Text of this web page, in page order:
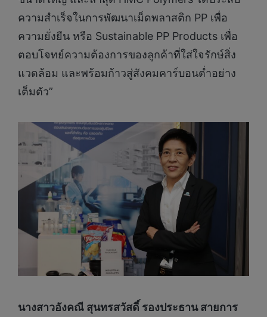
ความสำเร็จในการพัฒนาเม็ดพลาสติก PP เพื่อ
ความยั่งยืน หรือ Sustainable PP Products เพื่อ
ตอบโจทย์ความต้องการของลูกค้าที่ใส่ใจรักษ์สิ่ง
แวดล้อม และพร้อมก้าวสู่สังคมคาร์บอนต่ำอย่าง
เต็มตัว”
นางสาวอังคณี สุนทรสวัสดิ์ รองประธาน สายการ